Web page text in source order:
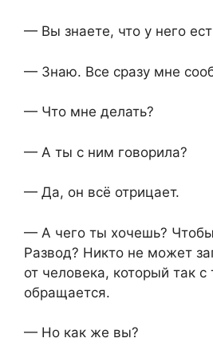
— Вы знаете, что у него
— Знаю. Все сразу мне
— Что мне делать?
— А ты с ним говорила?
— Да, он всё отрицает.
— А чего ты хочешь?
Развод? Никто не может
от человека, который так с
обращается.
— Но как же вы?